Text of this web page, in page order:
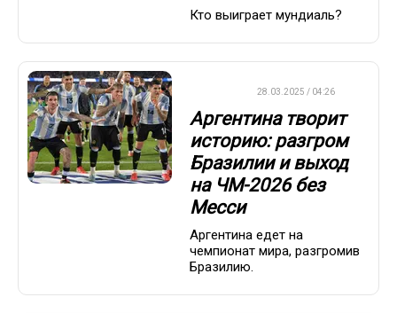
Кто выиграет мундиаль?
28.03.2025 / 04:26
Аргентина творит
историю: разгром
Бразилии и выход
на ЧМ-2026 без
Месси
Аргентина едет на
чемпионат мира, разгромив
Бразилию.